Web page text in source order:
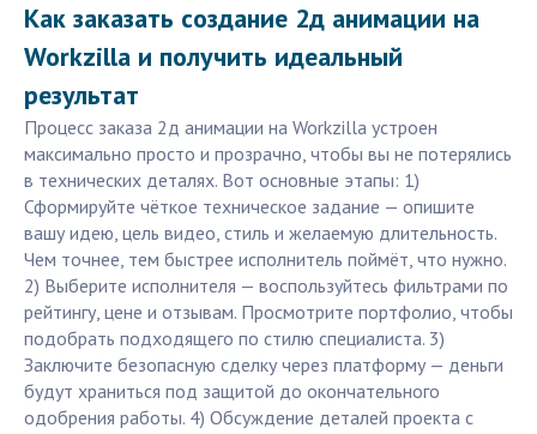
Как заказать создание 2д анимации на
Workzilla и получить идеальный
результат
Процесс заказа 2д анимации на Workzilla устроен
максимально просто и прозрачно, чтобы вы не потерялись
в технических деталях. Вот основные этапы: 1)
Сформируйте чёткое техническое задание — опишите
вашу идею, цель видео, стиль и желаемую длительность.
Чем точнее, тем быстрее исполнитель поймёт, что нужно.
2) Выберите исполнителя — воспользуйтесь фильтрами по
рейтингу, цене и отзывам. Просмотрите портфолио, чтобы
подобрать подходящего по стилю специалиста. 3)
Заключите безопасную сделку через платформу — деньги
будут храниться под защитой до окончательного
одобрения работы. 4) Обсуждение деталей проекта с